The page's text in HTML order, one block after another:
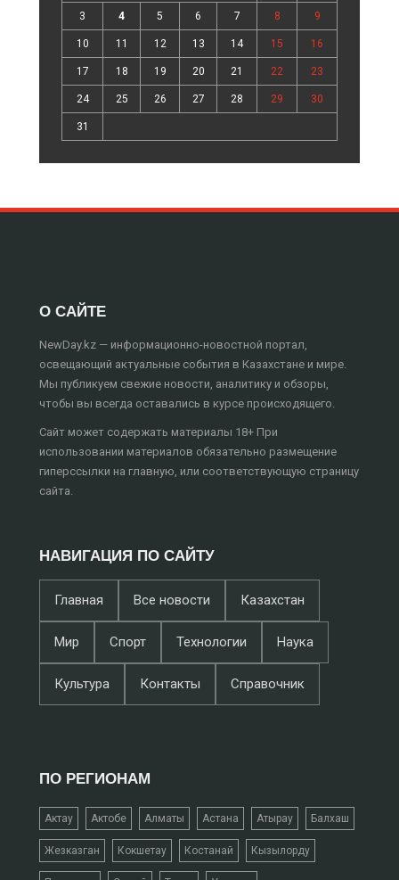
3 4 5 6 7 8 9
10 11 12 13 14 15 16
17 18 19 20 21 22 23
24 25 26 27 28 29 30
31
О САЙТЕ
NewDay.kz — информационно-новостной портал,
освещающий актуальные события в Казахстане и мире.
Мы публикуем свежие новости, аналитику и обзоры,
чтобы вы всегда оставались в курсе происходящего.
Сайт может содержать материалы 18+ При
использовании материалов обязательно размещение
гиперссылки на главную, или соответствующую страницу
сайта.
НАВИГАЦИЯ ПО САЙТУ
Главная Все новости Казахстан
Мир Спорт Технологии Наука
Культура Контакты Справочник
ПО РЕГИОНАМ
Актау Актобе Алматы Астана Атырау Балхаш
Жезказган Кокшетау Костанай Кызылорду